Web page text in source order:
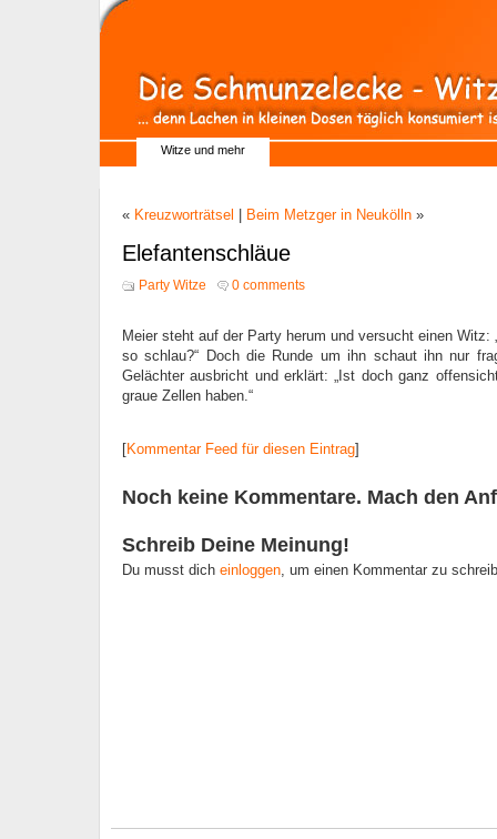
Witze und mehr
« Kreuzworträtsel Beim Metzger in Neukölln »
Elefantenschläue
Party Witze 0 comments
Meier steht auf der Party herum und versucht einen Witz:
so schlau?“ Doch die Runde um ihn schaut ihn nur
Gelächter ausbricht und erklärt: „Ist doch ganz
graue Zellen haben.“
[Kommentar Feed für diesen Eintrag]
Noch keine Kommentare. Mach den
Schreib Deine Meinung!
Du musst dich einloggen, um einen Kommentar zu